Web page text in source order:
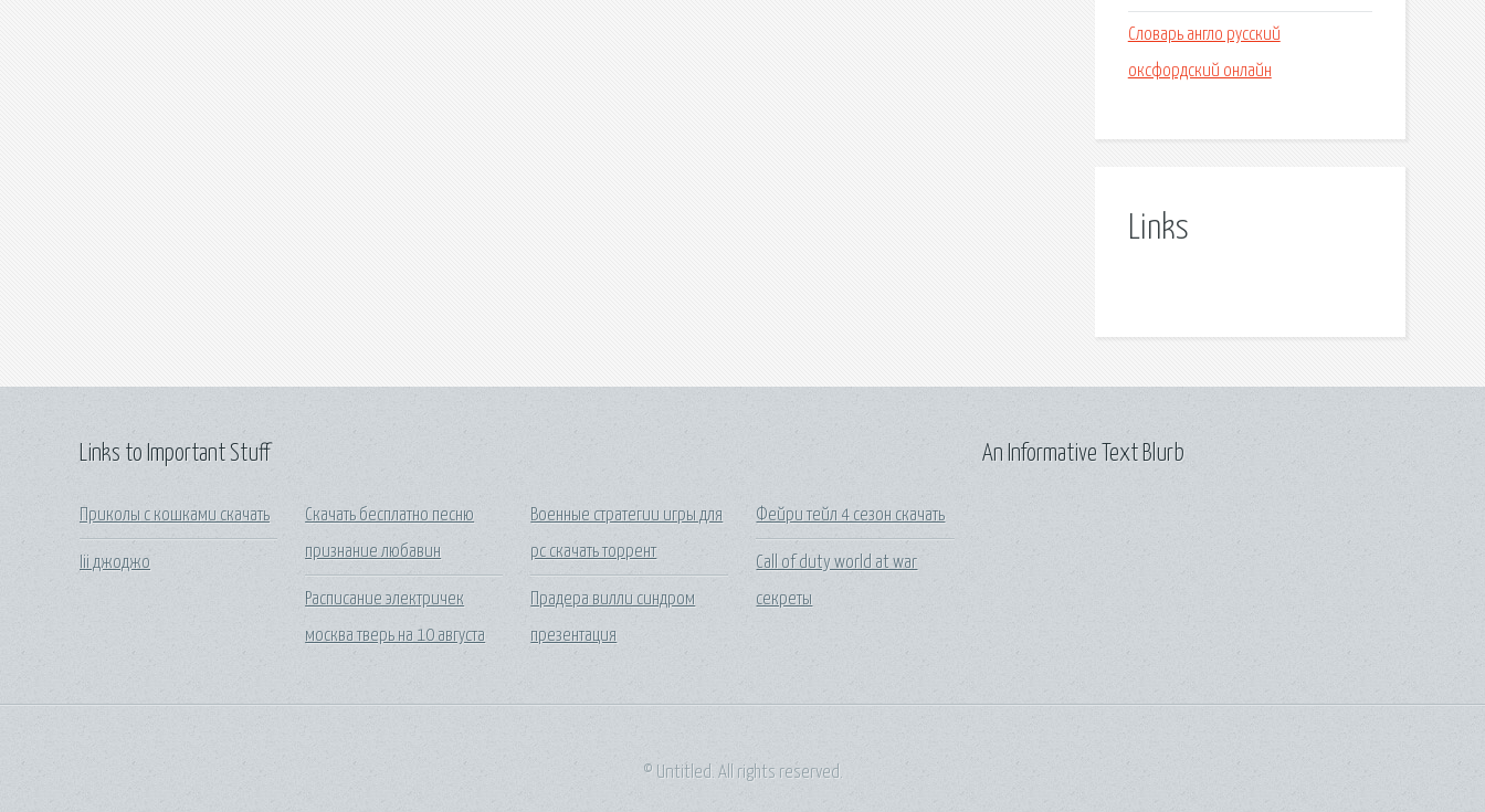
Словарь англо русский
оксфордский онлайн
Links
Links to Important Stuff
Приколы с кошками скачать
Iii джоджо
Скачать бесплатно песню
признание любавин
Расписание электричек
москва тверь на 10 августа
Военные стратегии игры для
pc скачать торрент
Прадера вилли синдром
презентация
Фейри тейл 4 сезон скачать
Call of duty world at war
секреты
An Informative Text Blurb
© Untitled. All rights reserved.